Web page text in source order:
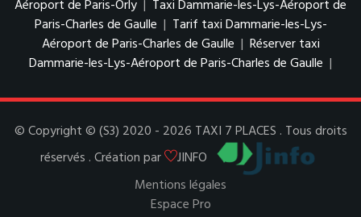
Aéroport de Paris-Orly | Taxi Dammarie-les-Lys-Aéroport de
Paris-Charles de Gaulle | Tarif taxi Dammarie-les-Lys-
Aéroport de Paris-Charles de Gaulle | Réserver taxi
Dammarie-les-Lys-Aéroport de Paris-Charles de Gaulle |
© Copyright © (S3) 2020 - 2026 TAXI 7 PLACES . Tous droits
réservés . Création par
JINFO
Mentions légales
Espace Pro